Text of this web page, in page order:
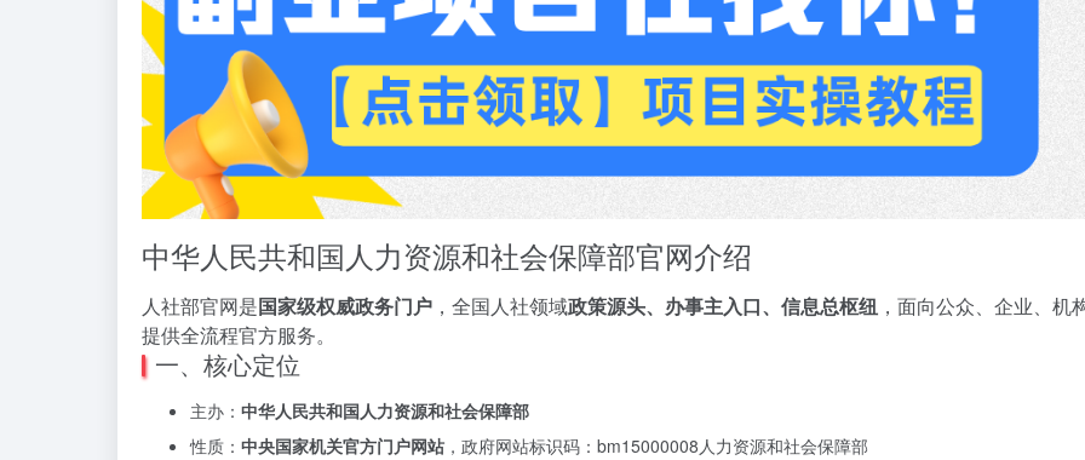
中华人民共和国人力资源和社会保障部官网介绍
人社部官网是国家级权威政务门户 ，全国人社领域政策源头、办事主入口、信息总枢纽 ，面向公众、企业、机
提供全流程官方服务。
一、核心定位
主办： 中华人民共和国人力资源和社会保障部
性质： 中央国家机关官方门户网站 ，政府网站标识码：bm15000008人力资源和社会保障部